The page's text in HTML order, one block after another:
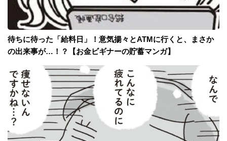
待ちに待った「給料日」！意気揚々とATMに行くと、まさか
の出来事が…！？【お金ビギナーの貯蓄マンガ】